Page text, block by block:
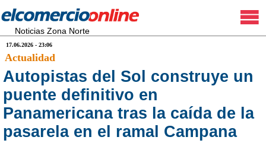
Noticias Zona Norte
17.06.2026 - 23:06
Actualidad
Autopistas del Sol construye un
puente definitivo en
Panamericana tras la caída de la
pasarela en el ramal Campana